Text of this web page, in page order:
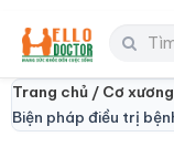
Trang chủ / Cơ
Biện pháp điều trị